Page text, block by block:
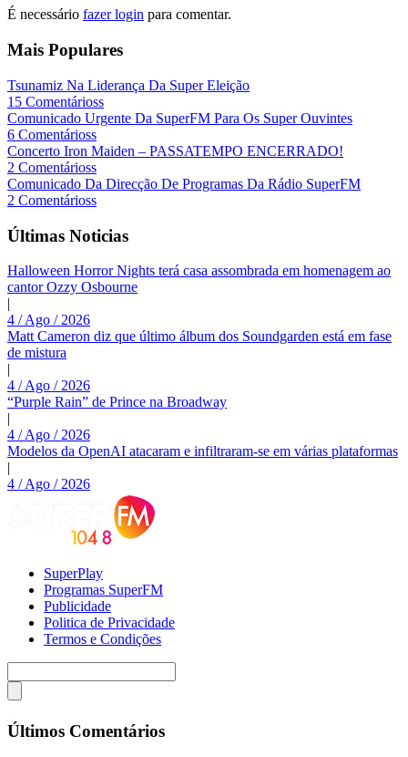
É necessário fazer login para comentar.
Mais Populares
Tsunamiz Na Liderança Da Super Eleição
15 Comentárioss
Comunicado Urgente Da SuperFM Para Os Super Ouvintes
6 Comentárioss
Concerto Iron Maiden – PASSATEMPO ENCERRADO!
2 Comentárioss
Comunicado Da Direcção De Programas Da Rádio SuperFM
2 Comentárioss
Últimas Noticias
Halloween Horror Nights terá casa assombrada em homenagem ao
cantor Ozzy Osbourne
|
4 / Ago / 2026
Matt Cameron diz que último álbum dos Soundgarden está em fase
de mistura
|
4 / Ago / 2026
“Purple Rain” de Prince na Broadway
|
4 / Ago / 2026
Modelos da OpenAI atacaram e infiltraram-se em várias plataformas
|
4 / Ago / 2026
SuperPlay
Programas SuperFM
Publicidade
Politica de Privacidade
Termos e Condições
Últimos Comentários